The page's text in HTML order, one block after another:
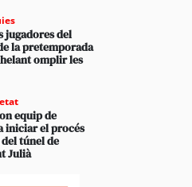
jugadores del
la pretemporada
omplir les
equip de
iniciar el procés
túnel de
Julià